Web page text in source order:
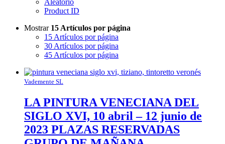
Product ID
Mostrar 15 Artículos por página
15 Artículos por página
30 Artículos por página
45 Artículos por página
Vademente SL
LA PINTURA VENECIANA DEL
SIGLO XVI, 10 abril – 12 junio de
2023 PLAZAS RESERVADAS